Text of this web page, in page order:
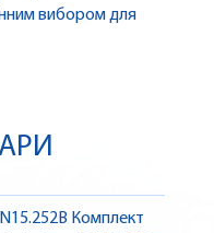
вибором для
Комплект